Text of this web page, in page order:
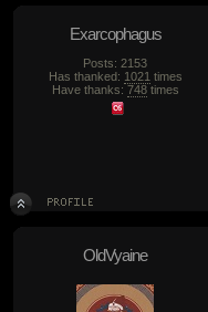
Exarcophagus
Posts: 2153
Has thanked: 1021 times
Have thanks: 748times
OldVyaine